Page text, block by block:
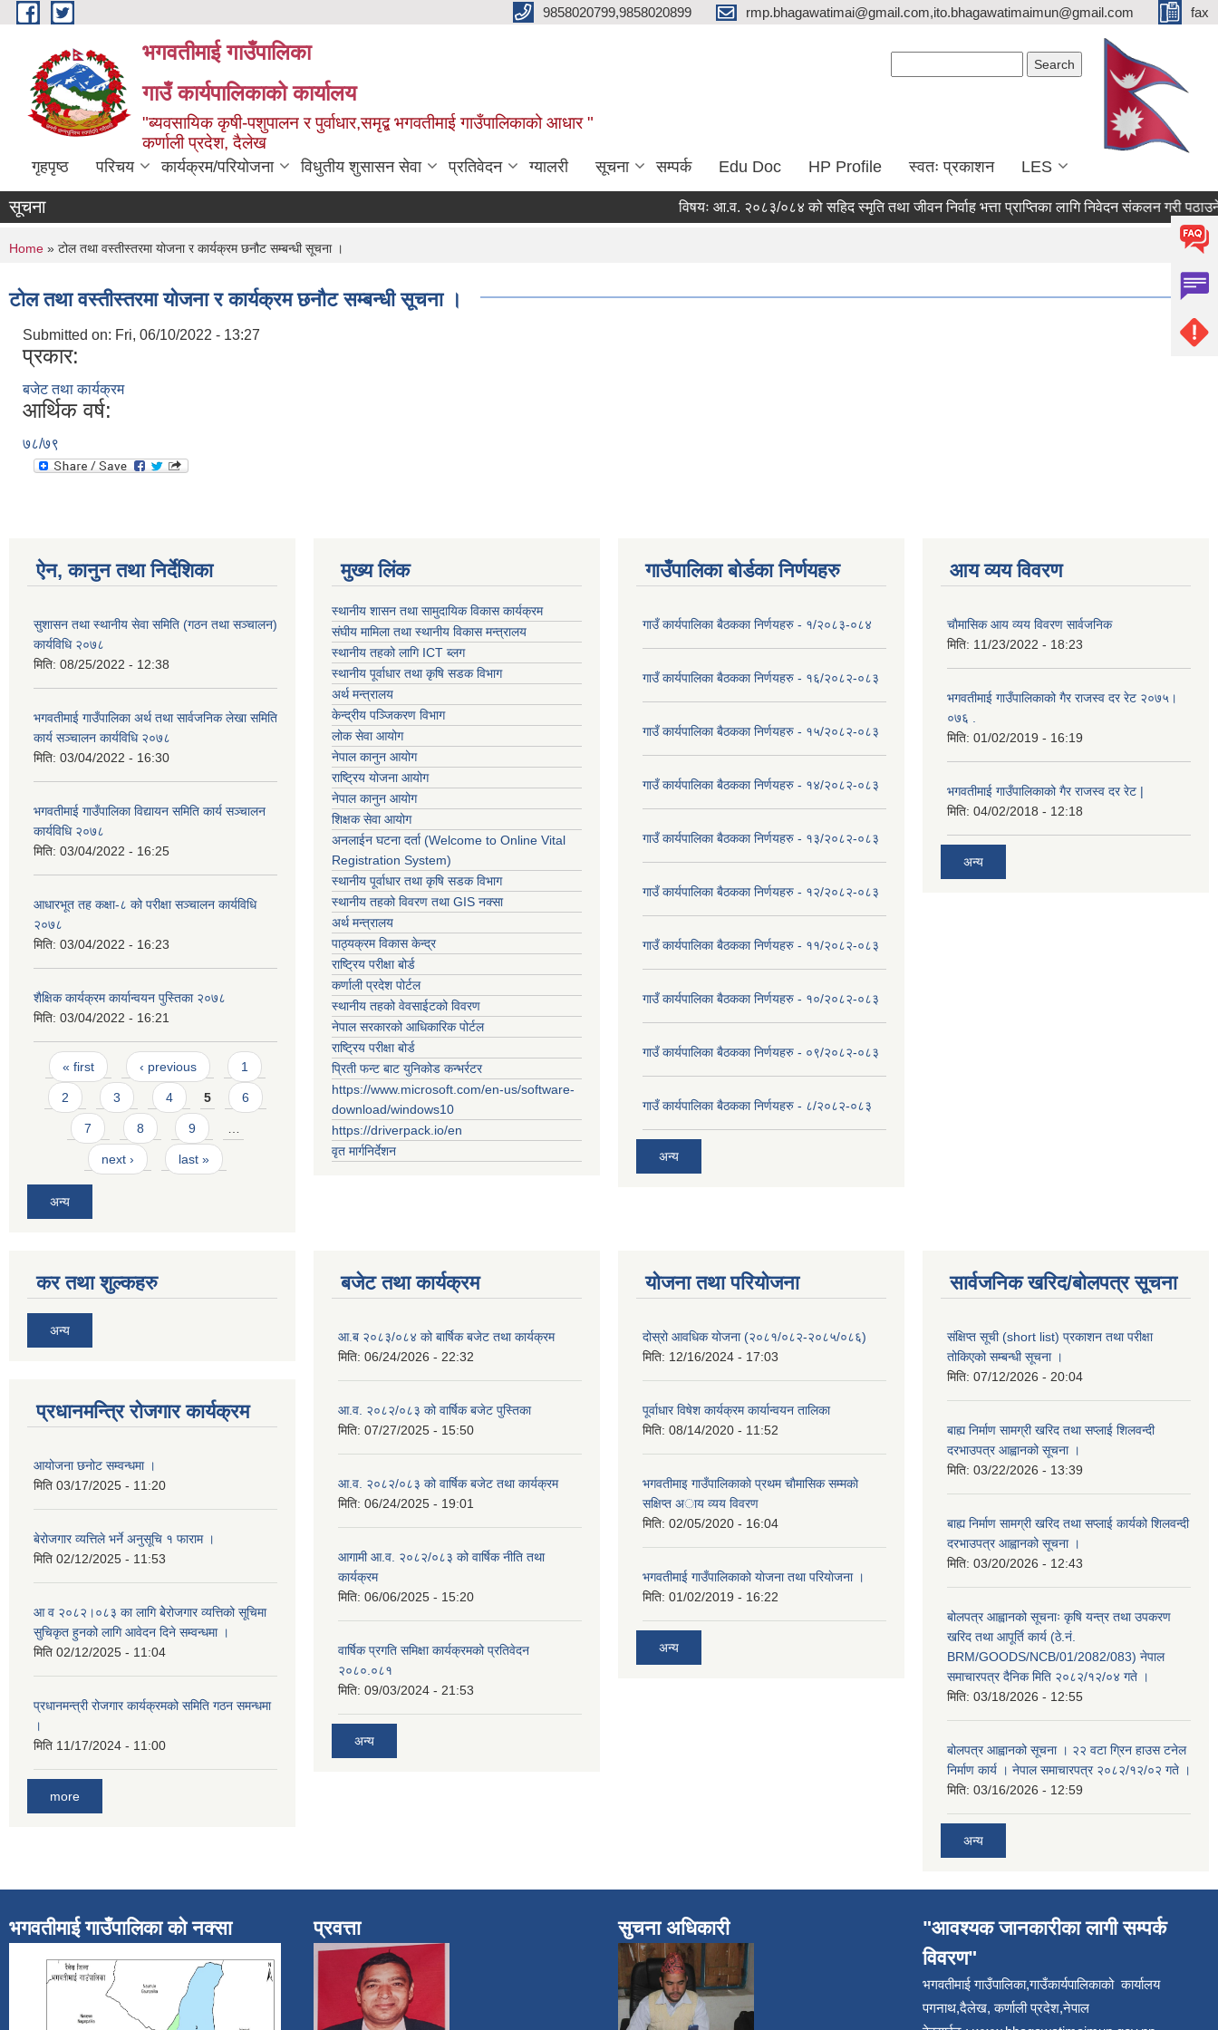
Skip to main content 9858020799,9858020899 rmp.bhagawatimai@gmail.com,ito.bhagawatimaimun@gmail.com fax
भगवतीमाई गाउँपालिका
गाउँ कार्यपालिकाको कार्यालय
"ब्यवसायिक कृषी-पशुपालन र पुर्वाधार,समृद्ब भगवतीमाई गाउँपालिकाको आधार "
कर्णाली प्रदेश, दैलेख
गृहपृष्ठ परिचय कार्यक्रम/परियोजना विधुतीय शुसासन सेवा प्रतिवेदन ग्यालरी सूचना सम्पर्क Edu Doc HP Profile स्वतः प्रकाशन LES
सूचना विषयः आ.व. २०८३/०८४ को सहिद स्मृति तथा जीवन निर्वाह भत्ता प्राप्तिका लागि निवेदन संकलन गरी पठाउने
You are here
Home » टोल तथा वस्तीस्तरमा योजना र कार्यक्रम छनौट सम्बन्धी सूचना ।
टोल तथा वस्तीस्तरमा योजना र कार्यक्रम छनौट सम्बन्धी सूचना ।
Submitted on: Fri, 06/10/2022 - 13:27
प्रकार:
बजेट तथा कार्यक्रम
आर्थिक वर्ष:
७८/७९
ऐन, कानुन तथा निर्देशिका
सुशासन तथा स्थानीय सेवा समिति (गठन तथा सञ्चालन)
कार्यविधि २०७८
मिति: 08/25/2022 - 12:38
भगवतीमाई गाउँपालिका अर्थ तथा सार्वजनिक लेखा समिति
कार्य सञ्चालन कार्यविधि २०७८
मिति: 03/04/2022 - 16:30
भगवतीमाई गाउँपालिका विद्यायन समिति कार्य सञ्चालन
कार्यविधि २०७८
मिति: 03/04/2022 - 16:25
आधारभूत तह कक्षा-८ को परीक्षा सञ्चालन कार्यविधि
२०७८
मिति: 03/04/2022 - 16:23
शैक्षिक कार्यक्रम कार्यान्वयन पुस्तिका २०७८
मिति: 03/04/2022 - 16:21
Pages
« first ‹ previous 1
2 3 4 5 6
7 8 9 …
next › last »
अन्य
मुख्य लिंक
स्थानीय शासन तथा सामुदायिक विकास कार्यक्रम
संघीय मामिला तथा स्थानीय विकास मन्त्रालय
स्थानीय तहको लागि ICT ब्लग
स्थानीय पूर्वाधार तथा कृषि सडक विभाग
अर्थ मन्त्रालय
केन्द्रीय पञ्जिकरण विभाग
लोक सेवा आयोग
नेपाल कानुन आयोग
राष्ट्रिय योजना आयोग
नेपाल कानुन आयोग
शिक्षक सेवा आयोग
अनलाईन घटना दर्ता (Welcome to Online Vital
Registration System)
स्थानीय पूर्वाधार तथा कृषि सडक विभाग
स्थानीय तहको विवरण तथा GIS नक्सा
अर्थ मन्त्रालय
पाठ्यक्रम विकास केन्द्र
राष्ट्रिय परीक्षा बोर्ड
कर्णाली प्रदेश पोर्टल
स्थानीय तहको वेवसाईटको विवरण
नेपाल सरकारको आधिकारिक पोर्टल
राष्ट्रिय परीक्षा बोर्ड
प्रिती फन्ट बाट युनिकोड कन्भर्रटर
https://www.microsoft.com/en-us/software-
download/windows10
https://driverpack.io/en
वृत मार्गनिर्देशन
गाउँपालिका बोर्डका निर्णयहरु
गाउँ कार्यपालिका बैठकका निर्णयहरु - १/२०८३-०८४
गाउँ कार्यपालिका बैठकका निर्णयहरु - १६/२०८२-०८३
गाउँ कार्यपालिका बैठकका निर्णयहरु - १५/२०८२-०८३
गाउँ कार्यपालिका बैठकका निर्णयहरु - १४/२०८२-०८३
गाउँ कार्यपालिका बैठकका निर्णयहरु - १३/२०८२-०८३
गाउँ कार्यपालिका बैठकका निर्णयहरु - १२/२०८२-०८३
गाउँ कार्यपालिका बैठकका निर्णयहरु - ११/२०८२-०८३
गाउँ कार्यपालिका बैठकका निर्णयहरु - १०/२०८२-०८३
गाउँ कार्यपालिका बैठकका निर्णयहरु - ०९/२०८२-०८३
गाउँ कार्यपालिका बैठकका निर्णयहरु - ८/२०८२-०८३
अन्य
आय व्यय विवरण
चाैमासिक आय व्यय विवरण सार्वजनिक
मिति: 11/23/2022 - 18:23
भगवतीमाई गाउँपालिकाको गैर राजस्व दर रेट २०७५।
०७६ .
मिति: 01/02/2019 - 16:19
भगवतीमाई गाउँपालिकाको गैर राजस्व दर रेट |
मिति: 04/02/2018 - 12:18
अन्य
कर तथा शुल्कहरु
अन्य
प्रधानमन्त्रि रोजगार कार्यक्रम
आयोजना छनोट सम्वन्धमा ।
मिति 03/17/2025 - 11:20
बेरोजगार व्यत्तिले भर्ने अनुसूचि १ फाराम ।
मिति 02/12/2025 - 11:53
आ व २०८२।०८३ का लागि बेेरोजगार व्यत्तिको सूचिमा
सुचिकृत हुनको लागि आवेदन दिने सम्वन्धमा ।
मिति 02/12/2025 - 11:04
प्रधानमन्त्री रोजगार कार्यक्रमको समिति गठन समन्धमा
।
मिति 11/17/2024 - 11:00
more
बजेट तथा कार्यक्रम
आ.ब २०८३/०८४ को बार्षिक बजेट तथा कार्यक्रम
मिति: 06/24/2026 - 22:32
आ.व. २०८२/०८३ को वार्षिक बजेट पुस्तिका
मिति: 07/27/2025 - 15:50
आ.व. २०८२/०८३ को वार्षिक बजेट तथा कार्यक्रम
मिति: 06/24/2025 - 19:01
आगामी आ.व. २०८२/०८३ को वार्षिक नीति तथा
कार्यक्रम
मिति: 06/06/2025 - 15:20
वार्षिक प्रगति समिक्षा कार्यक्रमको प्रतिवेदन
२०८०.०८१
मिति: 09/03/2024 - 21:53
अन्य
योजना तथा परियोजना
दोस्रो आवधिक योजना (२०८१/०८२-२०८५/०८६)
मिति: 12/16/2024 - 17:03
पूर्वाधार विषेश कार्यक्रम कार्यान्वयन तालिका
मिति: 08/14/2020 - 11:52
भगवतीमाइ गाउँपालिकाकाे प्रथम चाैमासिक सम्मकाे
सक्षिप्त अाय व्यय विवरण
मिति: 02/05/2020 - 16:04
भगवतीमाई गाउँपालिकाको याेजना तथा परियाेजना ।
मिति: 01/02/2019 - 16:22
अन्य
सार्वजनिक खरिद/बोलपत्र सूचना
संक्षिप्त सूची (short list) प्रकाशन तथा परीक्षा
तोकिएको सम्बन्धी सूचना ।
मिति: 07/12/2026 - 20:04
बाह्य निर्माण सामग्री खरिद तथा सप्लाई शिलवन्दी
दरभाउपत्र आह्वानको सूचना ।
मिति: 03/22/2026 - 13:39
बाह्य निर्माण सामग्री खरिद तथा सप्लाई कार्यको शिलवन्दी
दरभाउपत्र आह्वानको सूचना ।
मिति: 03/20/2026 - 12:43
बोलपत्र आह्वानको सूचनाः कृषि यन्त्र तथा उपकरण
खरिद तथा आपूर्ति कार्य (ठे.नं.
BRM/GOODS/NCB/01/2082/083) नेपाल
समाचारपत्र दैनिक मिति २०८२/१२/०४ गते ।
मिति: 03/18/2026 - 12:55
बोलपत्र आह्वानको सूचना । २२ वटा ग्रिन हाउस टनेल
निर्माण कार्य । नेपाल समाचारपत्र २०८२/१२/०२ गते ।
मिति: 03/16/2026 - 12:59
अन्य
भगवतीमाई गाउँपालिका को नक्सा प्रवत्ता सुचना अधिकारी
"आवश्यक जानकारीका लागी सम्पर्क
विवरण"
भगवतीमाई गाउँपालिका,गाउँकार्यपालिकाको कार्यालय
पगनाथ,दैलेख, कर्णाली प्रदेश,नेपाल